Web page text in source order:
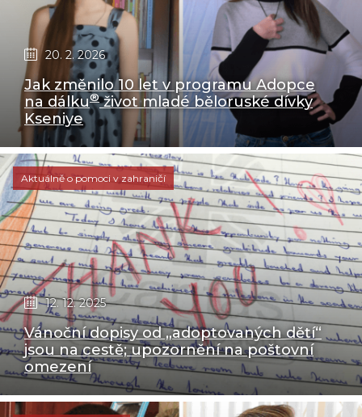
20. 2. 2026
Jak změnilo 10 let v programu Adopce
na dálku®život mladé běloruské dívky
Kseniye
Aktuálně o pomoci v zahraničí
12. 12. 2025
Vánoční dopisy od „adoptovaných dětí“
jsou na cestě; upozornění na poštovní
omezení